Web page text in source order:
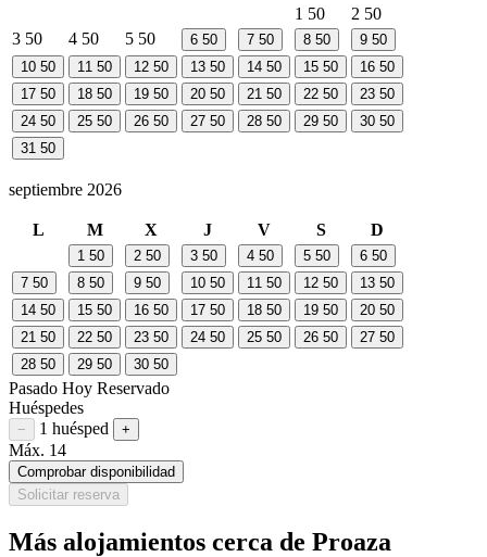
1 50 2 50
3 50 4 50 5 50 6 50 7 50 8 50 9 50
10 50 11 50 12 50 13 50 14 50 15 50 16 50
17 50 18 50 19 50 20 50 21 50 22 50 23 50
24 50 25 50 26 50 27 50 28 50 29 50 30 50
31 50
septiembre 2026
L M X J V S D
1 50 2 50 3 50 4 50 5 50 6 50
7 50 8 50 9 50 10 50 11 50 12 50 13 50
14 50 15 50 16 50 17 50 18 50 19 50 20 50
21 50 22 50 23 50 24 50 25 50 26 50 27 50
28 50 29 50 30 50
Pasado Hoy Reservado
Huéspedes
Restar huésped
− 1 huésped Sumar huésped
+
Máx. 14
Comprobar disponibilidad
Solicitar reserva
Más alojamientos cerca de Proaza